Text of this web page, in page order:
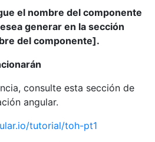
el nombre del componente
generar en la sección
del componente].
consulte esta sección de
angular.
tutorial/toh-pt1